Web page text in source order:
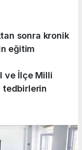
sonra kronik
eğitim
ve İlçe Milli
tedbirlerin